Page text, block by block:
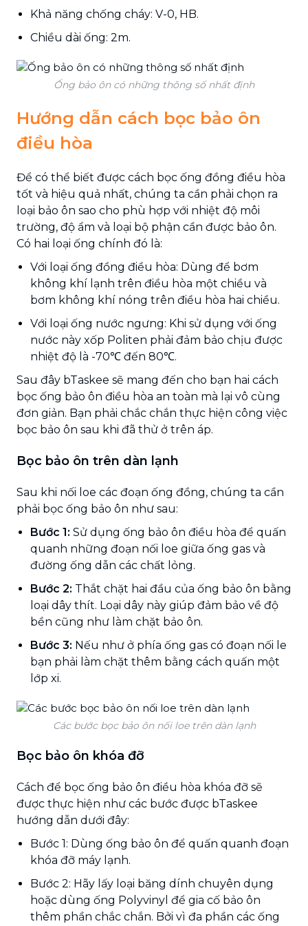
Khả năng chống cháy: V-0, HB.
Chiều dài ống: 2m.
Ống bảo ôn có những thông số nhất định
Hướng dẫn cách bọc bảo ôn
điều hòa
Để có thể biết được cách bọc ống đồng điều hòa
tốt và hiệu quả nhất, chúng ta cần phải chọn ra
loại bảo ôn sao cho phù hợp với nhiệt độ môi
trường, độ ẩm và loại bộ phận cần được bảo ôn.
Có hai loại ống chính đó là:
Với loại ống đồng điều hòa: Dùng để bơm
không khí lạnh trên điều hòa một chiều và
bơm không khí nóng trên điều hòa hai chiều.
Với loại ống nước ngưng: Khi sử dụng với ống
nước này xốp Politen phải đảm bảo chịu được
nhiệt độ là -70℃ đến 80℃.
Sau đây bTaskee sẽ mang đến cho bạn hai cách
bọc ống bảo ôn điều hòa an toàn mà lại vô cùng
đơn giản. Bạn phải chắc chắn thực hiện công việc
bọc bảo ôn sau khi đã thử ở trên áp.
Bọc bảo ôn trên dàn lạnh
Sau khi nối loe các đoạn ống đồng, chúng ta cần
phải bọc ống bảo ôn như sau:
Bước 1: Sử dụng ống bảo ôn điều hòa để quấn
quanh những đoạn nối loe giữa ống gas và
đường ống dẫn các chất lỏng.
Bước 2: Thắt chặt hai đầu của ống bảo ôn bằng
loại dây thít. Loại dây này giúp đảm bảo về độ
bền cũng như làm chặt bảo ôn.
Bước 3: Nếu như ở phía ống gas có đoạn nối le
bạn phải làm chặt thêm bằng cách quấn một
lớp xi.
Các bước bọc bảo ôn nối loe trên dàn lạnh
Bọc bảo ôn khóa đỡ
Cách để bọc ống bảo ôn điều hòa khóa đỡ sẽ
được thực hiện như các bước được bTaskee
hướng dẫn dưới đây:
Bước 1: Dùng ống bảo ôn để quấn quanh đoạn
khóa đỡ máy lạnh.
Bước 2: Hãy lấy loại băng dính chuyên dụng
hoặc dùng ống Polyvinyl để gia cố bảo ôn
thêm phần chắc chắn. Bởi vì đa phần các ống